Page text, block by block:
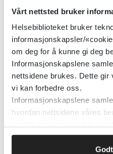
Vårt nettsted bruker
Helsebiblioteket bruker
informasjonskapsler/
om deg for å kunne gi deg
Informasjonskapslene
nettsidene brukes. Dette
vi kan forbedre oss.
Informasjonskapslene
hvordan nettsidene våres
Detaljer
Klinisk